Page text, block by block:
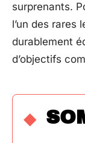
surprenants.
l’un des rares
durablement
d’objectifs